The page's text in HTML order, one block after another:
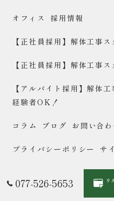
077-526-5653
リ
オフィス 採用情報
【正社員採用】解体工事
【正社員採用】解体工事
【アルバイト採用】解体
経験者OK！
コラム ブログ お問い合わ
プライバシーポリシー サ
© 2026 滋賀で解体するなら合同会